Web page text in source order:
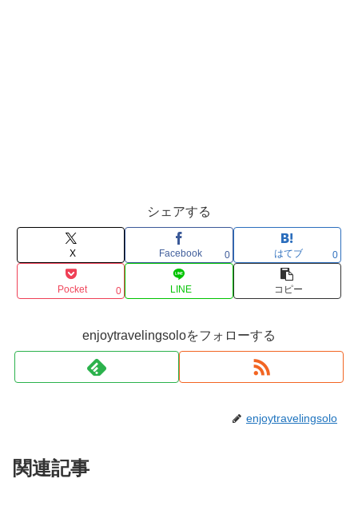
シェアする
X Facebook 0 はてブ 0
Pocket 0 LINE コピー
enjoytravelingsoloをフォローする
enjoytravelingsolo
関連記事